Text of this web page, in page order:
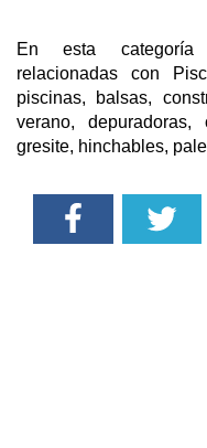
En esta categoría
relacionadas con
piscinas, balsas,
verano, depuradoras,
gresite, hinchables,